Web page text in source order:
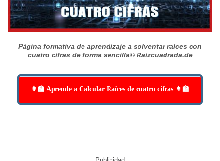
Página formativa de aprendizaje a solventar raíces con
cuatro cifras de forma sencilla© Raizcuadrada.de
👩‍🏫 Aprende a Calcular Raíces de cuatro cifras 👩‍🏫